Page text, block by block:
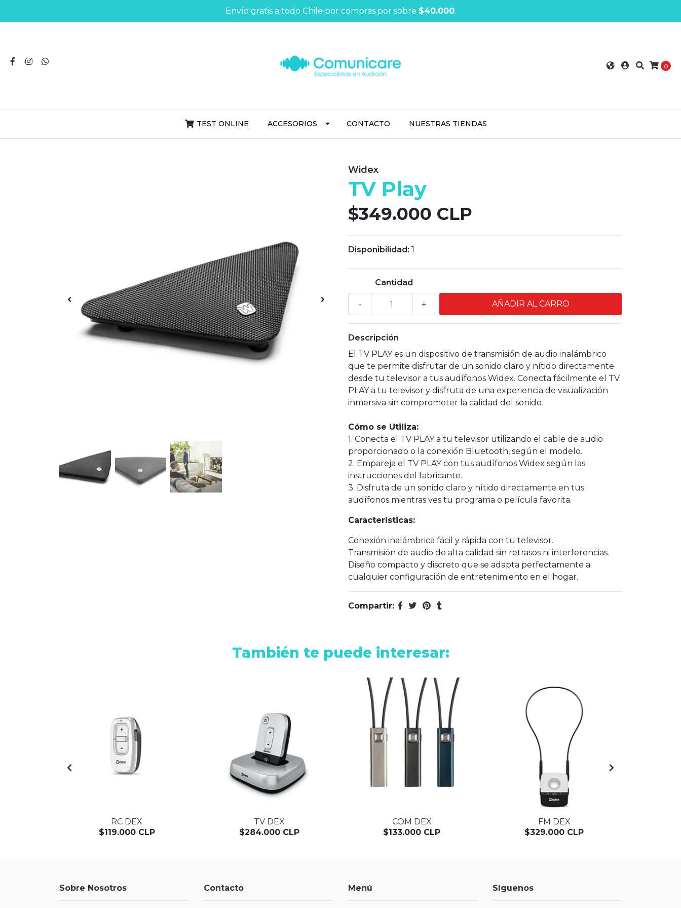
Envío gratis a todo Chile por compras por sobre $40.000.
0
TEST ONLINE ACCESORIOS CONTACTO NUESTRAS TIENDAS
Widex
TV Play
$349.000 CLP
Disponibilidad: 1
Cantidad
+
-
Descripción
El TV PLAY es un dispositivo de transmisión de audio inalámbrico
que te permite disfrutar de un sonido claro y nítido directamente
desde tu televisor a tus audífonos Widex. Conecta fácilmente el TV
PLAY a tu televisor y disfruta de una experiencia de visualización
inmersiva sin comprometer la calidad del sonido.
Cómo se Utiliza:
1. Conecta el TV PLAY a tu televisor utilizando el cable de audio
proporcionado o la conexión Bluetooth, según el modelo.
2. Empareja el TV PLAY con tus audífonos Widex según las
instrucciones del fabricante.
3. Disfruta de un sonido claro y nítido directamente en tus
audífonos mientras ves tu programa o película favorita.
Características:
Conexión inalámbrica fácil y rápida con tu televisor.
Transmisión de audio de alta calidad sin retrasos ni interferencias.
Diseño compacto y discreto que se adapta perfectamente a
cualquier configuración de entretenimiento en el hogar.
Compartir:
También te puede interesar:
RC DEX
$119.000 CLP
TV DEX
$284.000 CLP
COM DEX
$133.000 CLP
FM DEX
$329.000 CLP
Sobre Nosotros Contacto Menú Síguenos